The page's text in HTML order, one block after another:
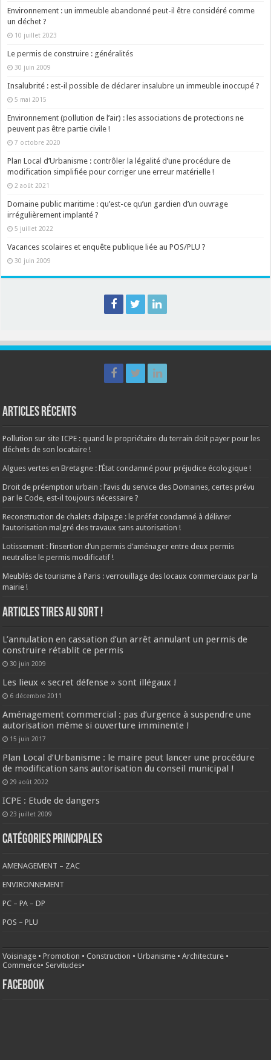
Environnement : un immeuble abandonné peut-il être considéré comme
un déchet ?
10 juillet 2023
Le permis de construire : généralités
30 juin 2009
Insalubrité : est-il possible de déclarer insalubre un immeuble inoccupé ?
5 mai 2015
Environnement (pollution de l’air) : les associations de protections ne
peuvent pas être partie civile !
7 octobre 2020
Plan Local d’Urbanisme : contrôler la légalité d’une procédure de
modification simplifiée pour corriger une erreur matérielle !
2 août 2021
Domaine public maritime : qu’est-ce qu’un gardien d’un ouvrage
irrégulièrement implanté ?
5 juillet 2022
Vacances scolaires et enquête publique liée au POS/PLU ?
30 juin 2009
Articles récents
Pollution sur site ICPE : quand le propriétaire du terrain doit payer pour les
déchets de son locataire !
Algues vertes en Bretagne : l’État condamné pour préjudice écologique !
Droit de préemption urbain : l’avis du service des Domaines, certes prévu
par le Code, est-il toujours nécessaire ?
Reconstruction de chalets d’alpage : le préfet condamné à délivrer
l’autorisation malgré des travaux sans autorisation !
Lotissement : l’insertion d’un permis d’aménager entre deux permis
neutralise le permis modificatif !
Meublés de tourisme à Paris : verrouillage des locaux commerciaux par la
mairie !
ARTICLES TIRES AU SORT !
L’annulation en cassation d’un arrêt annulant un permis de
construire rétablit ce permis
30 juin 2009
Les lieux « secret défense » sont illégaux !
6 décembre 2011
Aménagement commercial : pas d’urgence à suspendre une
autorisation même si ouverture imminente !
15 juin 2017
Plan Local d’Urbanisme : le maire peut lancer une procédure
de modification sans autorisation du conseil municipal !
29 août 2022
ICPE : Etude de dangers
23 juillet 2009
CATÉGORIES PRINCIPALES
AMENAGEMENT – ZAC
ENVIRONNEMENT
PC – PA – DP
POS – PLU
Voisinage •Promotion •Construction •Urbanisme •Architecture •
Commerce• Servitudes•
FACEBOOK